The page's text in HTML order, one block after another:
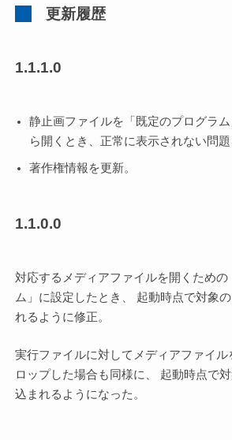
更新履歴
1.1.1.0
静止画ファイルを「既定のプログラ
ら開くとき、正常に表示されない問題
著作権情報を更新。
1.1.0.0
対応するメディアファイルを開くための
ム」に設定したとき、 起動時点で対象
れるように修正。
実行ファイルに対してメディアファイル
ロップした場合も同様に、 起動時点で
込まれるようになった。